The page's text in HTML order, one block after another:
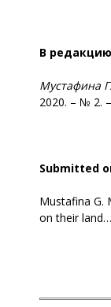
В редакцию
Мустафина
2020. – № 2.
Submitted
Mustafina G.
on their